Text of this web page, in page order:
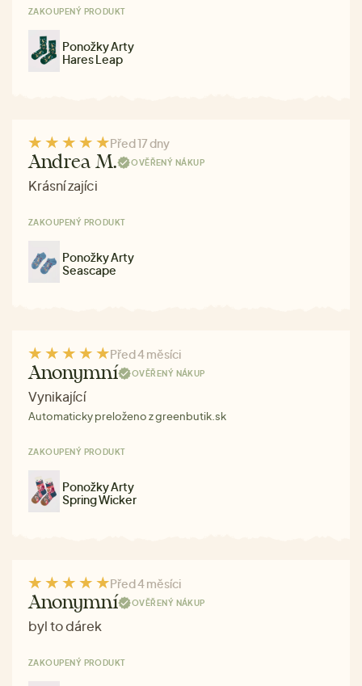
ZAKOUPENÝ PRODUKT
Ponožky Arty
Hares Leap
Před 17 dny
Andrea M. OVĚŘENÝ NÁKUP
Krásní zajíci
ZAKOUPENÝ PRODUKT
Ponožky Arty
Seascape
Před 4 měsíci
Anonymní OVĚŘENÝ NÁKUP
Vynikající
Automaticky preloženo z greenbutik.sk
ZAKOUPENÝ PRODUKT
Ponožky Arty
Spring Wicker
Před 4 měsíci
Anonymní OVĚŘENÝ NÁKUP
byl to dárek
ZAKOUPENÝ PRODUKT